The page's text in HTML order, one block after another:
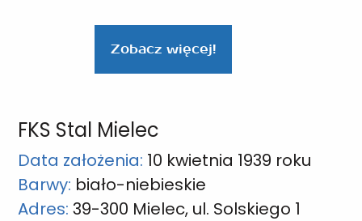
Zobacz więcej!
FKS Stal Mielec
Data założenia: 10 kwietnia 1939 roku
Barwy: biało-niebieskie
Adres: 39-300 Mielec, ul. Solskiego 1